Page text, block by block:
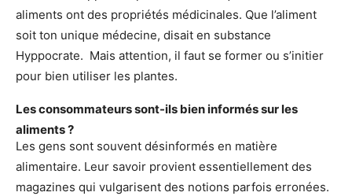
aliments ont des propriétés médicinales. Que l’aliment
soit ton unique médecine, disait en substance
Hyppocrate. Mais attention, il faut se former ou s’initier
pour bien utiliser les plantes.
Les consommateurs sont-ils bien informés sur les
aliments ?
Les gens sont souvent désinformés en matière
alimentaire. Leur savoir provient essentiellement des
magazines qui vulgarisent des notions parfois erronées.